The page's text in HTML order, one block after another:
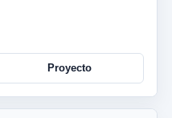
Proyecto